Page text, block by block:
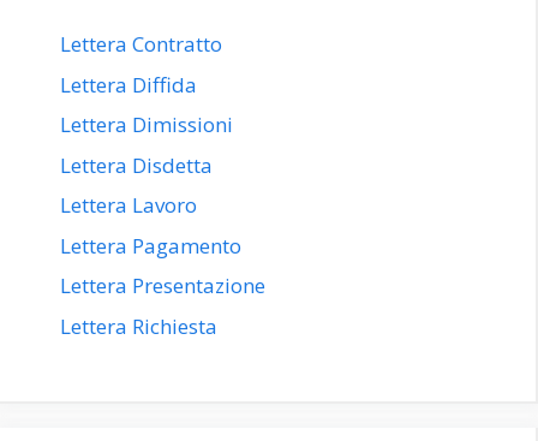
Lettera Contratto
Lettera Diffida
Lettera Dimissioni
Lettera Disdetta
Lettera Lavoro
Lettera Pagamento
Lettera Presentazione
Lettera Richiesta